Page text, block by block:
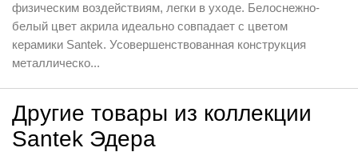
физическим воздействиям, легки в уходе. Белоснежно-
белый цвет акрила идеально совпадает с цветом
керамики Santek. Усовершенствованная конструкция
металлическо...
Другие товары из коллекции
Santek Эдера